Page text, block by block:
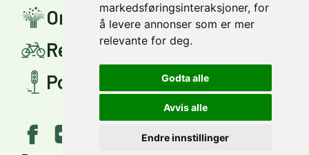
markedsføringsinteraksjoner, for
å levere annonser som er mer
relevante for deg.
Godta alle
Avvis alle
Endre innstillinger
Om Miljøpakken
Reis smartere
Politisk styring